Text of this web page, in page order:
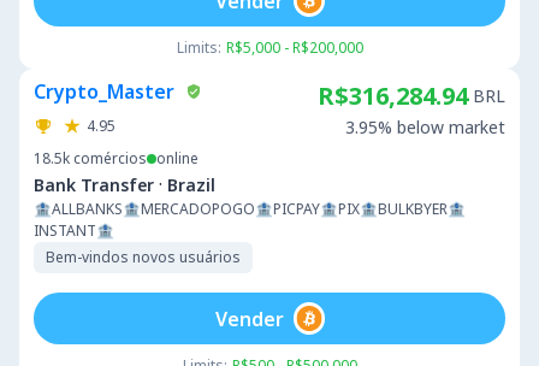
Limits: R$5,000 - R$200,000
Crypto_Master
4.95
18.5k comércios online
Bank Transfer · Brazil
🏦ALLBANKS🏦MERCADOPOGO🏦PICPAY🏦PIX🏦BULKBYER🏦
INSTANT🏦
Bem-vindos novos usuários
R$316,284.94 BRL
3.95% below market
Vender